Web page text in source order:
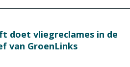
doet vliegreclames in de
van GroenLinks